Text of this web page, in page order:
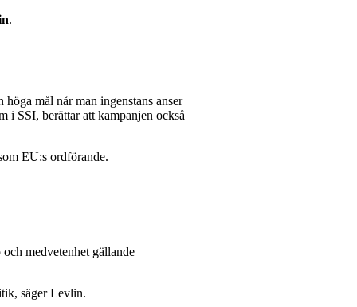
.
mål når man ingenstans anser
i SSI, berättar att kampanjen också
EU:s ordförande.
medvetenhet gällande
säger Levlin.